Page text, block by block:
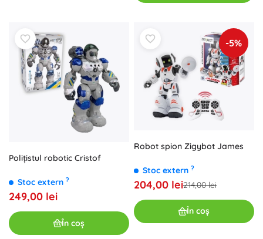
Polițistul robotic Cristof
Stoc extern ?
249,00 lei
În coș
-5%
Robot spion Zigybot James
Stoc extern ?
204,00 lei214,00 lei
În coș